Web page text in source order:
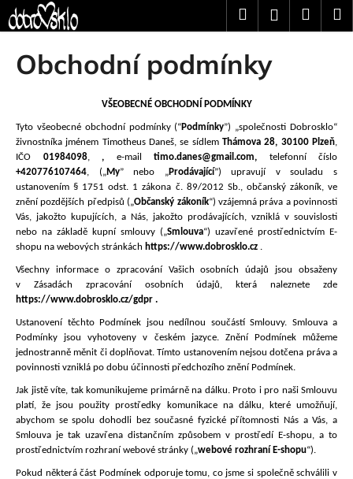
Přejít
na
obsah
HledatPřihlášení
Obchodní podmínky
VŠEOBECNÉ OBCHODNÍ PODMÍNKY
Tyto všeobecné obchodní podmínky (“Podmínky”) „společnosti Dobrosklo“
živnostníka jménem Timotheus Daneš , se sídlem Thámova 28, 30100 Plzeň
IČO 01984098, , e-mail timo.danes@gmail.com, telefonní číslo
+420776107464
(„My” nebo „Prodávající”) upravují v souladu s
ustanovením § 1751 odst. 1 zákona č. 89/2012 Sb., občanský zákoník, ve
znění pozdějších předpisů („Občanský zákoník“) vzájemná práva a povinnosti
Vás, jakožto kupujících, a Nás, jakožto prodávajících, vzniklá v souvislosti
nebo na základě kupní smlouvy („Smlouva“) uzavřené prostřednictvím E-
shopu na webových stránkách https://www.dobrosklo.cz .
Všechny informace o zpracování Vašich osobních údajů jsou obsaženy
v Zásadách zpracování osobních údajů, která naleznete zde
https://www.dobrosklo.cz/gdpr .
Ustanovení těchto Podmínek jsou nedílnou součástí Smlouvy. Smlouva a
Podmínky jsou vyhotoveny v českém jazyce. Znění Podmínek můžeme
jednostranně měnit či doplňovat. Tímto ustanovením nejsou dotčena práva a
povinnosti vzniklá po dobu účinnosti předchozího znění Podmínek.
Jak jistě víte, tak komunikujeme primárně na dálku. Proto i pro naši Smlouvu
platí, že jsou použity prostředky komunikace na dálku, které umožňují,
abychom se spolu dohodli bez současné fyzické přítomnosti Nás a Vás, a
Smlouva je tak uzavřena distančním způsobem v prostředí E-shopu, a to
prostřednictvím rozhraní webové stránky („webové rozhraní E-shopu“).
Pokud některá část Podmínek odporuje tomu, co jsme si společně schválili v
K
o
p
o
t
ř
e
b
u
j
e
e
n
a
j
í
t
?